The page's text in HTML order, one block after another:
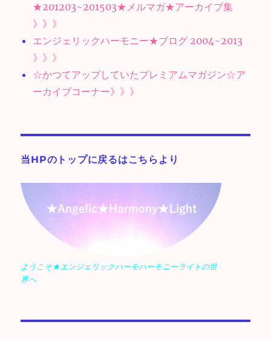
★201203~201503★メルマガ★アーカイブ集
》》》
エンジェリックハーモニー★ブログ 2004~2013
》》》
☆かつてアップしていたプレミアムマガジン☆ア
ーカイブコーナー》》》
当HPのトップに戻るはこちらより
ようこそ★エンジェリックハーモハーモニーライトの世
界へ